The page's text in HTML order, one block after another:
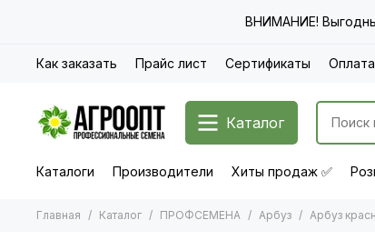
ВНИМАНИЕ!
Как заказать Прайс лист Сертификаты Оплата
Каталог
Каталоги Производители Хиты продаж ✅
Главная Каталог ПРОФСЕМЕНА Арбуз Арбуз